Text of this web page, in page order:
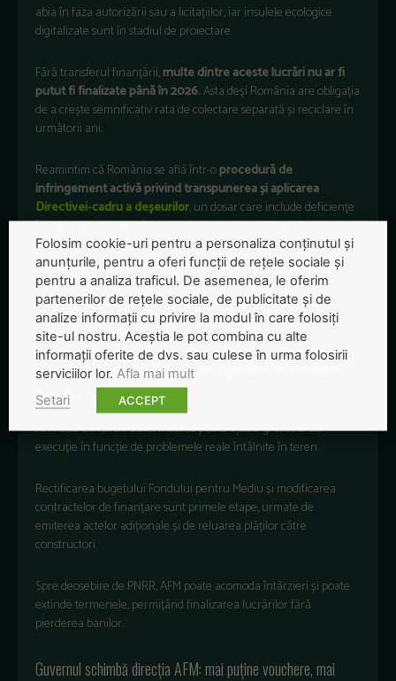
abia în faza autorizării sau a licitațiilor, iar insulele ecologice
digitalizate sunt în stadiul de proiectare.
Fără transferul finanțării,multe dintre aceste lucrări nu ar fi
putut fi finalizate până în 2026.Asta deși România are obligația
de a crește semnificativ rata de colectare separată și reciclare în
următorii ani.
Reamintim că Româniase aflăîntr-oprocedurăde
infringementactivăprivindtranspunereașiaplicarea
Directivei-cadruadeșeurilor, undosarcare includedeficiențe
încolectareaseparată,reciclareșigestionareafluxurilor
municipale.
Înparalel,România estedeja trimisălaCurteadeJustițiea
UniuniiEuropene pentru neînchiderea depozitelordedeșeuri
neconforme.
Mecanismul AFM: mai flexibil, dar dependent de rectificări
bugetare
AFM este construit astfel încât să poată ajusta graficele de
execuție în funcție de problemele reale întâlnite în teren.
Rectificarea bugetului Fondului pentru Mediu și modificarea
contractelor de finanțare sunt primele etape, urmate de
emiterea actelor adiționale și de reluarea plăților către
constructori.
Spre deosebire de PNRR, AFM poate acomoda întârzieri și poate
extinde termenele, permițând finalizarea lucrărilor fără
pierderea banilor.
Guvernul schimbă direcția AFM: mai puține vouchere, mai
Folosim cookie-uri pentru a personaliza conținutul și
anunțurile, pentru a oferi funcții de rețele sociale și
pentru a analiza traficul. De asemenea, le oferim
partenerilor de rețele sociale, de publicitate și de
analize informații cu privire la modul în care folosiți
site-ul nostru. Aceștia le pot combina cu alte
informații oferite de dvs. sau culese în urma folosirii
serviciilor lor. Afla mai mult
Setari
ACCEPT